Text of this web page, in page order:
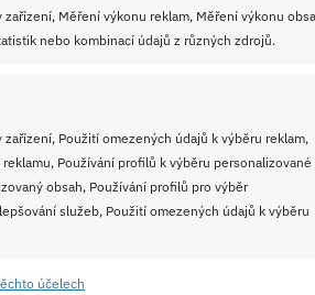
Měření výkonu reklam, Měření výkonu
nebo kombinací údajů z různých zdrojů.
Použití omezených údajů k výběru reklam,
Používání profilů k výběru personalizované
obsah, Používání profilů pro výběr
služeb, Použití omezených údajů k výběru
účelech
a trochou vody.
maso plné
nikdy nedostane.